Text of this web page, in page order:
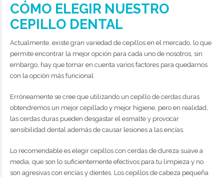
CÓMO ELEGIR NUESTRO
CEPILLO DENTAL
Actualmente, existe gran variedad de cepillos en el mercado, lo que
permite encontrar la mejor opción para cada uno de nosotros, sin
embargo, hay que tomar en cuenta varios factores para quedarnos
con la opción más funcional.
Erróneamente se cree que utilizando un cepillo de cerdas duras
obtendremos un mejor cepillado y mejor higiene, pero en realidad,
las cerdas duras pueden desgastar el esmalte y provocar
sensibilidad dental además de causar lesiones a las encías.
Lo recomendable es elegir cepillos con cerdas de dureza suave a
media, que son lo suficientemente efectivos para tu limpieza y no
son agresivas con encías y dientes. Los cepillos de cabeza pequeña